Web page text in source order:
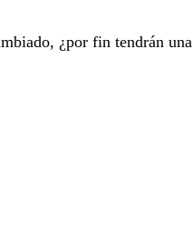
¿por fin tendrán una